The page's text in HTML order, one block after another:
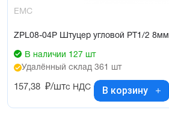
EMC
ZPL08-04P Штуцер угловой PT1/2 8мм
В наличии 127 шт
Удалённый склад 361 шт
157,38 ₽/штс НДС В корзину